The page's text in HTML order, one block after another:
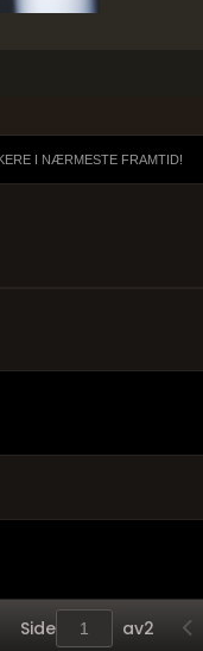
I NÆRMESTE FRAMTID!
Side
av2